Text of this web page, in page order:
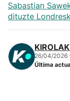
"Helmuga"
Sabastian
dituzte
26/04/2026
Última